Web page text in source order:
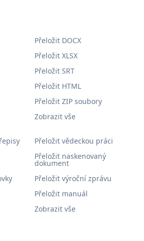
Přeložit vědeckou práci
Přeložit naskenovaný
dokument
Přeložit výroční zprávu
Přeložit manuál
Zobrazit vše
Přeložit DOCX
Přeložit XLSX
Přeložit SRT
Přeložit HTML
Přeložit ZIP soubory
Zobrazit vše